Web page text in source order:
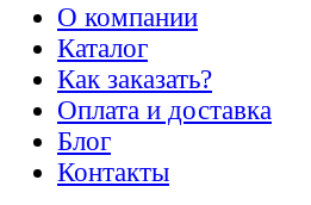
О компании
Каталог
Как заказать?
Оплата и доставка
Блог
Контакты